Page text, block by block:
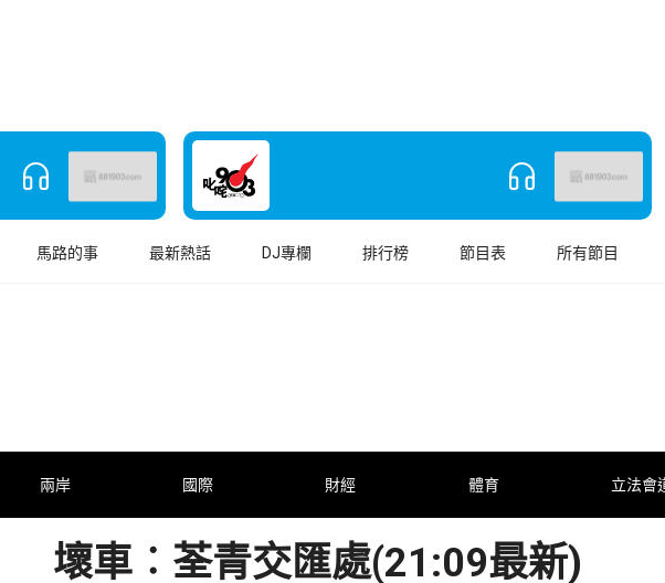
馬路的事 最新熱話 DJ專欄 排行榜 節目表 所有節目
兩岸 國際 財經 體育 立法會
壞車︰荃青交匯處(21:09最新)